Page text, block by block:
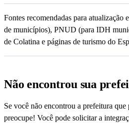
Fontes recomendadas para
de municípios), PNUD (para IDH
de Colatina e páginas de turismo do
Não encontrou sua
Se você não encontrou a prefeitura que
preocupe! Você pode solicitar a